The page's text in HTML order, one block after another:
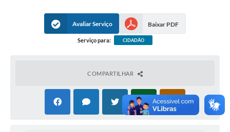
Avaliar Serviço Baixar PDF
Serviço para: CIDADÃO
COMPARTILHAR